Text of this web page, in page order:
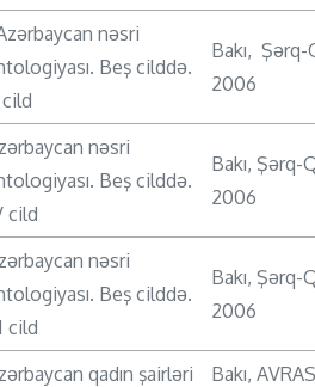
nəsri
Beş cilddə.
Bakı, Şərq-
2006
nəsri
Beş cilddə.
cild
Bakı, Şərq-
2006
nəsri
Beş cilddə.
cild
Bakı, Şərq-
2006
qadın şairləri
Bakı,